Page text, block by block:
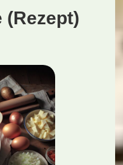
(Rezept)